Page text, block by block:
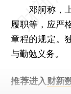
邓舸称，上
履职等，应严
章程的规定。
与勤勉义务。
推荐进入 财新